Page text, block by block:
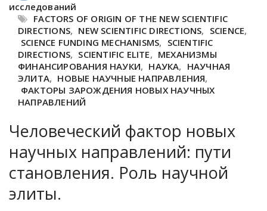
исследований
FACTORS OF ORIGIN OF THE NEW SCIENTIFIC
DIRECTIONS, NEW SCIENTIFIC DIRECTIONS, SCIENCE,
SCIENCE FUNDING MECHANISMS, SCIENTIFIC
DIRECTIONS, SCIENTIFIC ELITE, МЕХАНИЗМЫ
ФИНАНСИРОВАНИЯ НАУКИ, НАУКА, НАУЧНАЯ
ЭЛИТА, НОВЫЕ НАУЧНЫЕ НАПРАВЛЕНИЯ,
ФАКТОРЫ ЗАРОЖДЕНИЯ НОВЫХ НАУЧНЫХ
НАПРАВЛЕНИЙ
Человеческий фактор новых
научных направлений: пути
становления. Роль научной
элиты.